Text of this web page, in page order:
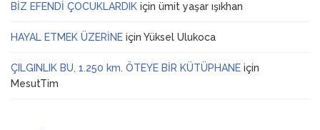
BİZ EFENDİ ÇOCUKLARDIK için ümit yaşar ışıkhan
HAYAL ETMEK ÜZERİNE için Yüksel Ulukoca
ÇILGINLIK BU, 1.250 km. ÖTEYE BİR KÜTÜPHANE için
MesutTim